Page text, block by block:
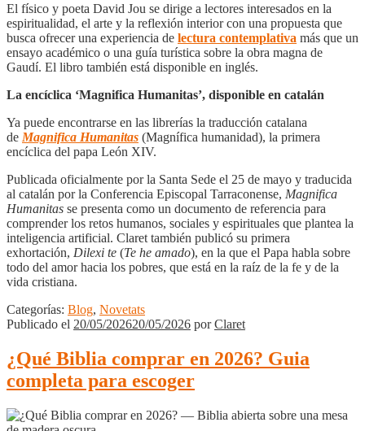
El físico y poeta David Jou se dirige a lectores interesados en la
espiritualidad, el arte y la reflexión interior con una propuesta que
busca ofrecer una experiencia de lectura contemplativa más que un
ensayo académico o una guía turística sobre la obra magna de
Gaudí. El libro también está disponible en inglés.
La encíclica ‘Magnifica Humanitas’, disponible en catalán
Ya puede encontrarse en las librerías la traducción catalana
de Magnifica Humanitas (Magnífica humanidad), la primera
encíclica del papa León XIV.
Publicada oficialmente por la Santa Sede el 25 de mayo y traducida
al catalán por la Conferencia Episcopal Tarraconense, Magnifica
Humanitas se presenta como un documento de referencia para
comprender los retos humanos, sociales y espirituales que plantea la
inteligencia artificial. Claret también publicó su primera
exhortación, Dilexi te (Te he amado), en la que el Papa habla sobre
todo del amor hacia los pobres, que está en la raíz de la fe y de la
vida cristiana.
Categorías: Blog, Novetats
Publicado el 20/05/202620/05/2026 porClaret
¿Qué Biblia comprar en 2026? Guia
completa para escoger